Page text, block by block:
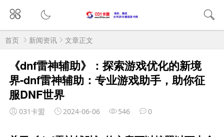
首页 新闻资讯 文章正文
《dnf雷神辅助》：探索游戏优化的新境
界-dnf雷神辅助：专业游戏助手，助你征
服DNF世界
031卡盟 2024-06-06 546 0